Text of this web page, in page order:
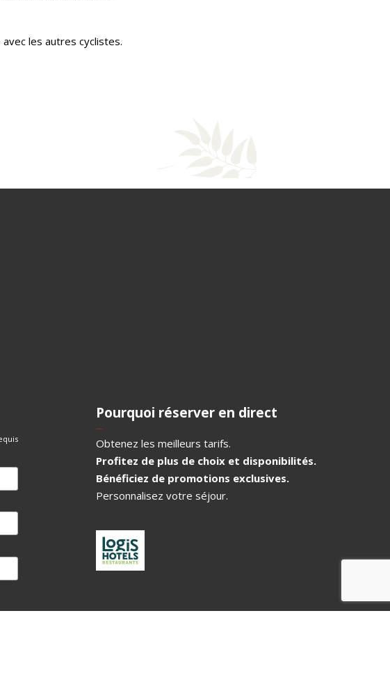
les autres cyclistes.
Pourquoi réserver en direct
Obtenez les meilleurs tarifs.
Profitez de plus de choix et disponibilités.
Bénéficiez de promotions exclusives.
Personnalisez votre séjour.
les réglementations. Personnalisez vos préférences pour contrôler la manière